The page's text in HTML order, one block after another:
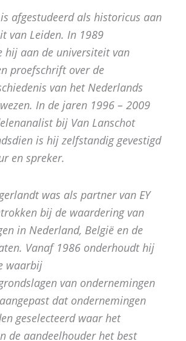
afgestudeerd als historicus aan
van Leiden. In 1989
hij aan de universiteit van
proefschrift over de
van het Nederlands
In de jaren 1996 – 2009
bij Van Lanschot
is hij zelfstandig gevestigd
en spreker.
was als partner van EY
bij de waardering van
in Nederland, België en de
Vanaf 1986 onderhoudt hij
waarbij
van ondernemingen
dat ondernemingen
geselecteerd waar het
de aandeelhouder het best